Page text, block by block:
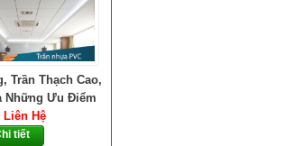
Trần Thạch Cao,
Những Ưu Điểm
Liên Hệ
tiết